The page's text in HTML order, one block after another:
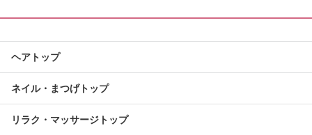
ヘアトップ
ネイル・まつげトップ
リラク・マッサージトップ